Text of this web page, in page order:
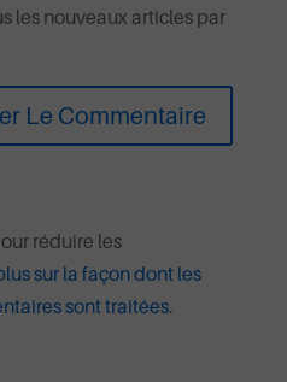
les nouveaux articles par
réduire les
sur la façon dont les
sont traitées.